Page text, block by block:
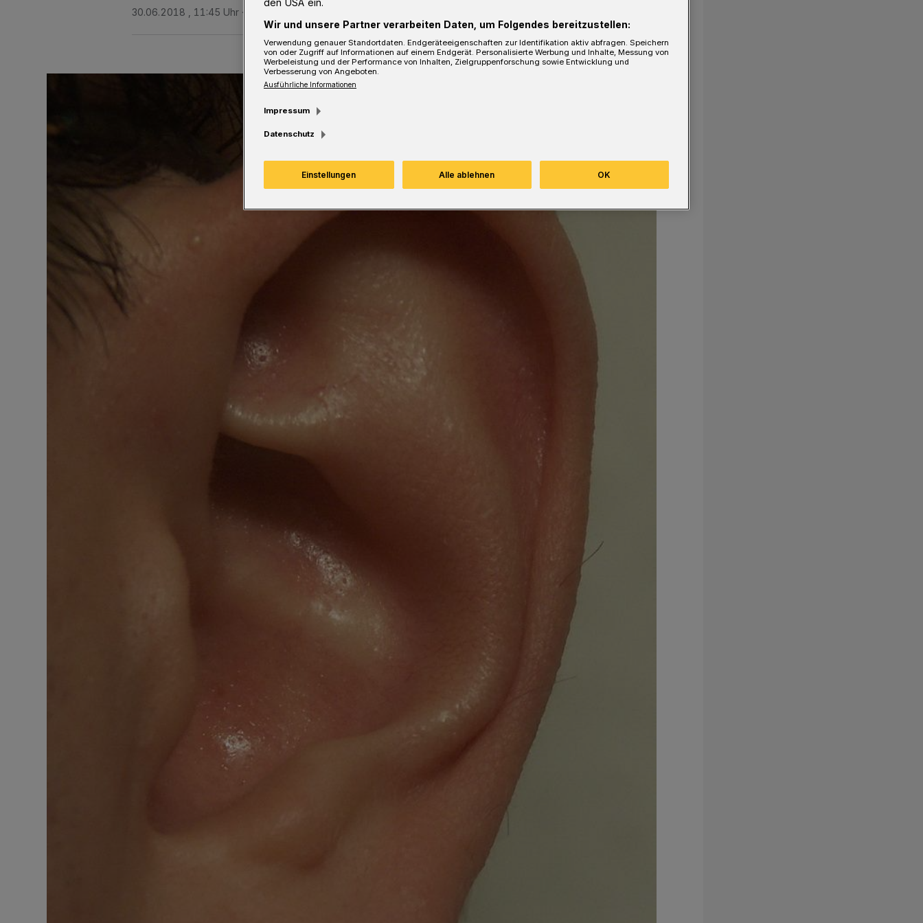
30.06.2018 , 11:45 Uhr
den USA ein.
Wir und unsere Partner verarbeiten Daten, um Folgendes bereitzustellen:
Verwendung genauer Standortdaten. Endgeräteeigenschaften zur Identifikation aktiv abfragen. Speichern
von oder Zugriff auf Informationen auf einem Endgerät. Personalisierte Werbung und Inhalte, Messung von
Werbeleistung und der Performance von Inhalten, Zielgruppenforschung sowie Entwicklung und
Verbesserung von Angeboten.
Ausführliche Informationen
Impressum
Datenschutz
Einstellungen Alle ablehnen OK